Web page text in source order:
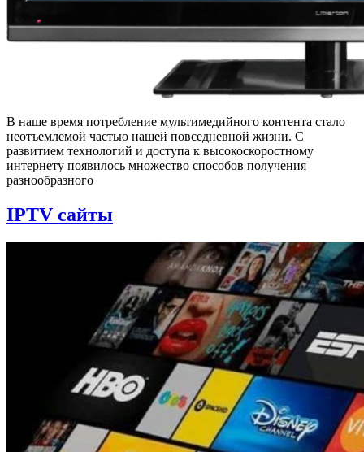
В наше время потребление мультимедийного контента стало
неотъемлемой частью нашей повседневной жизни. С
развитием технологий и доступа к высокоскоростному
интернету появилось множество способов получения
разнообразного
IPTV сайты